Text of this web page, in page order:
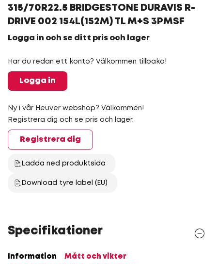
315/70R22.5 BRIDGESTONE DURAVIS R-
DRIVE 002 154L(152M) TL M+S 3PMSF
Logga in och se ditt pris och lager
Har du redan ett konto? Välkommen tillbaka!
Logga in
Ny i vår Heuver webshop? Välkommen!
Registrera dig och se pris och lager.
Registrera dig
Ladda ned produktsida
Download tyre label (EU)
Specifikationer
Information
Mått och vikter